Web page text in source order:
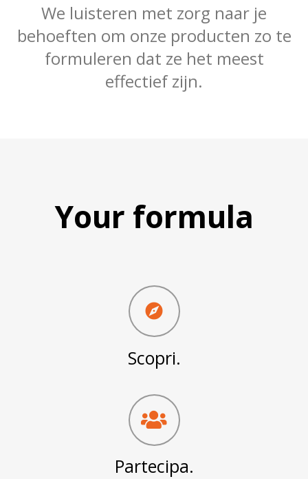
We luisteren met zorg naar je
behoeften om onze producten zo te
formuleren dat ze het meest
effectief zijn.
Your formula
explore
Scopri.
Partecipa.